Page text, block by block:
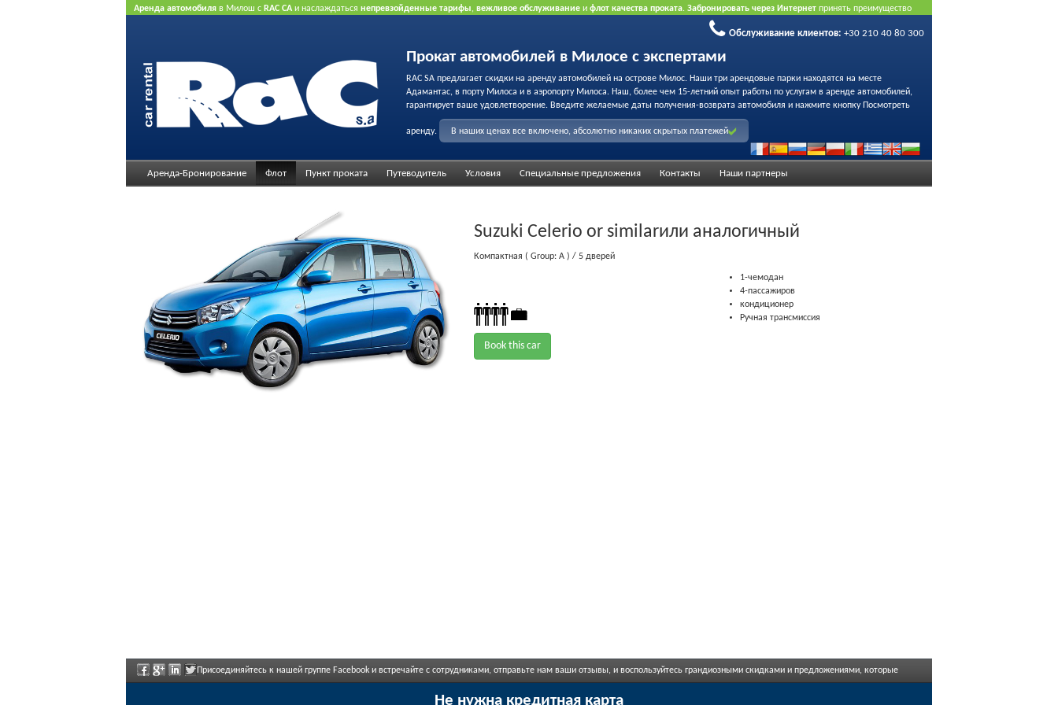
Аренда автомобиля в Милош с RAC CA и наслаждаться непревзойденные тарифы, вежливое обслуживание и флот качества проката. Забронировать через Интернет принять преимущество
Обслуживание клиентов: +30 210 40 80 300
Прокат автомобилей в Милосе с экспертами
RAC SA предлагает скидки на аренду автомобилей на острове Милос. Наши три арендовые парки находятся на месте
Адамантас, в порту Милоса и в аэропорту Милоса. Наш, более чем 15-летний опыт работы по услугам в аренде автомобилей,
гарантирует ваше удовлетворение. Введите желаемые даты получения-возврата автомобиля и нажмите кнопку Посмотреть
аренду. В наших ценах все включено, абсолютно никаких скрытых платежей
Аренда-Бронирование Флот Пункт проката Путеводитель Условия Специальные предложения Контакты Наши партнеры
Suzuki Celerio or similarили аналогичный
Компактная ( Group: A ) / 5 дверей
1-чемодан
4-пассажиров
кондиционер
Ручная трансмиссия
Book this car
Присоединяйтесь к нашей группе Facebook и встречайте с сотрудниками, отправьте нам ваши отзывы, и воспользуйтесь грандиозными скидками и предложениями, которые
Не нужна кредитная карта